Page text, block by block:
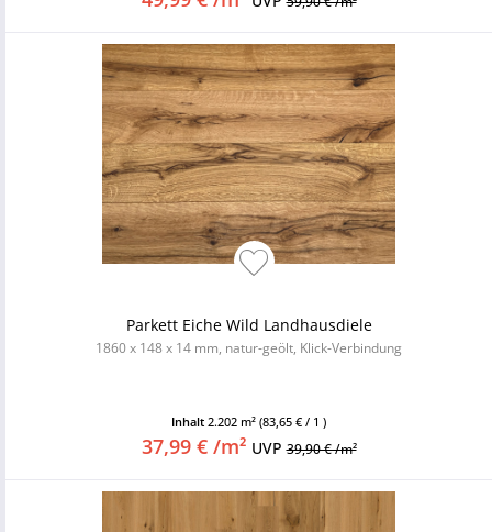
Parkett Eiche Wild Landhausdiele
1860 x 148 x 14 mm, natur-geölt, Klick-Verbindung
Inhalt 2.202 m² (83,65 € / 1 )
37,99 € /m² UVP39,90 € /m²